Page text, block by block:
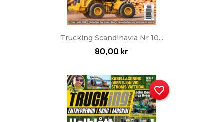
Trucking Scandinavia Nr 10...
80,00 kr
favorite_border